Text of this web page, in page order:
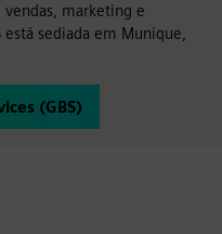
marketing e
sediada em Munique,
(GBS)